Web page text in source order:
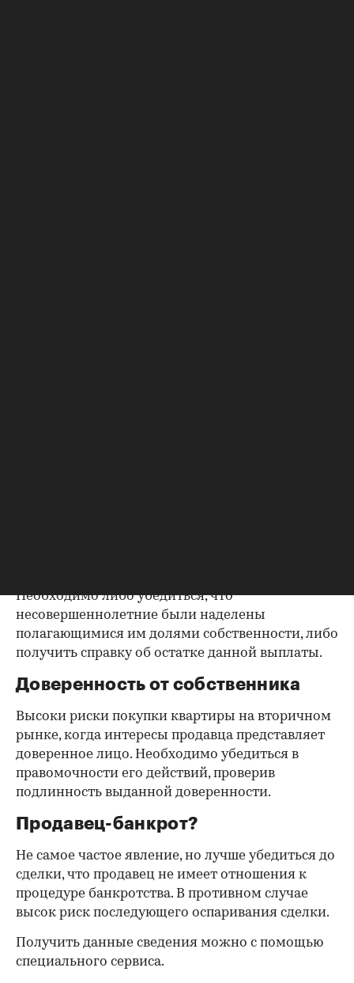
Необходимо либо убедиться, что
несовершеннолетние были наделены
полагающимися им долями собственности, либо
получить справку об остатке данной выплаты.
Доверенность от собственника
Высоки риски покупки квартиры на вторичном
рынке, когда интересы продавца представляет
доверенное лицо. Необходимо убедиться в
правомочности его действий, проверив
подлинность выданной доверенности.
Продавец-банкрот?
Не самое частое явление, но лучше убедиться до
сделки, что продавец не имеет отношения к
процедуре банкротства. В противном случае
высок риск последующего оспаривания сделки.
Получить данные сведения можно с помощью
специального сервиса.